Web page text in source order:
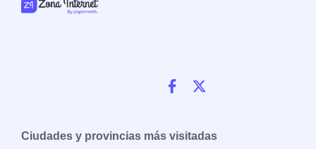
Ciudades y provincias más visitadas